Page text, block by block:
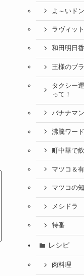
よ～いドン
ラヴィット
和田明日
王様のブ
タクシー
って！
バナナマ
沸騰ワー
町中華で
マツコ＆
マツコの
メシドラ
特番
レシピ
肉料理